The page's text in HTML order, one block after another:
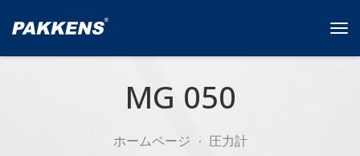
MG 050
ホームページ 圧力計